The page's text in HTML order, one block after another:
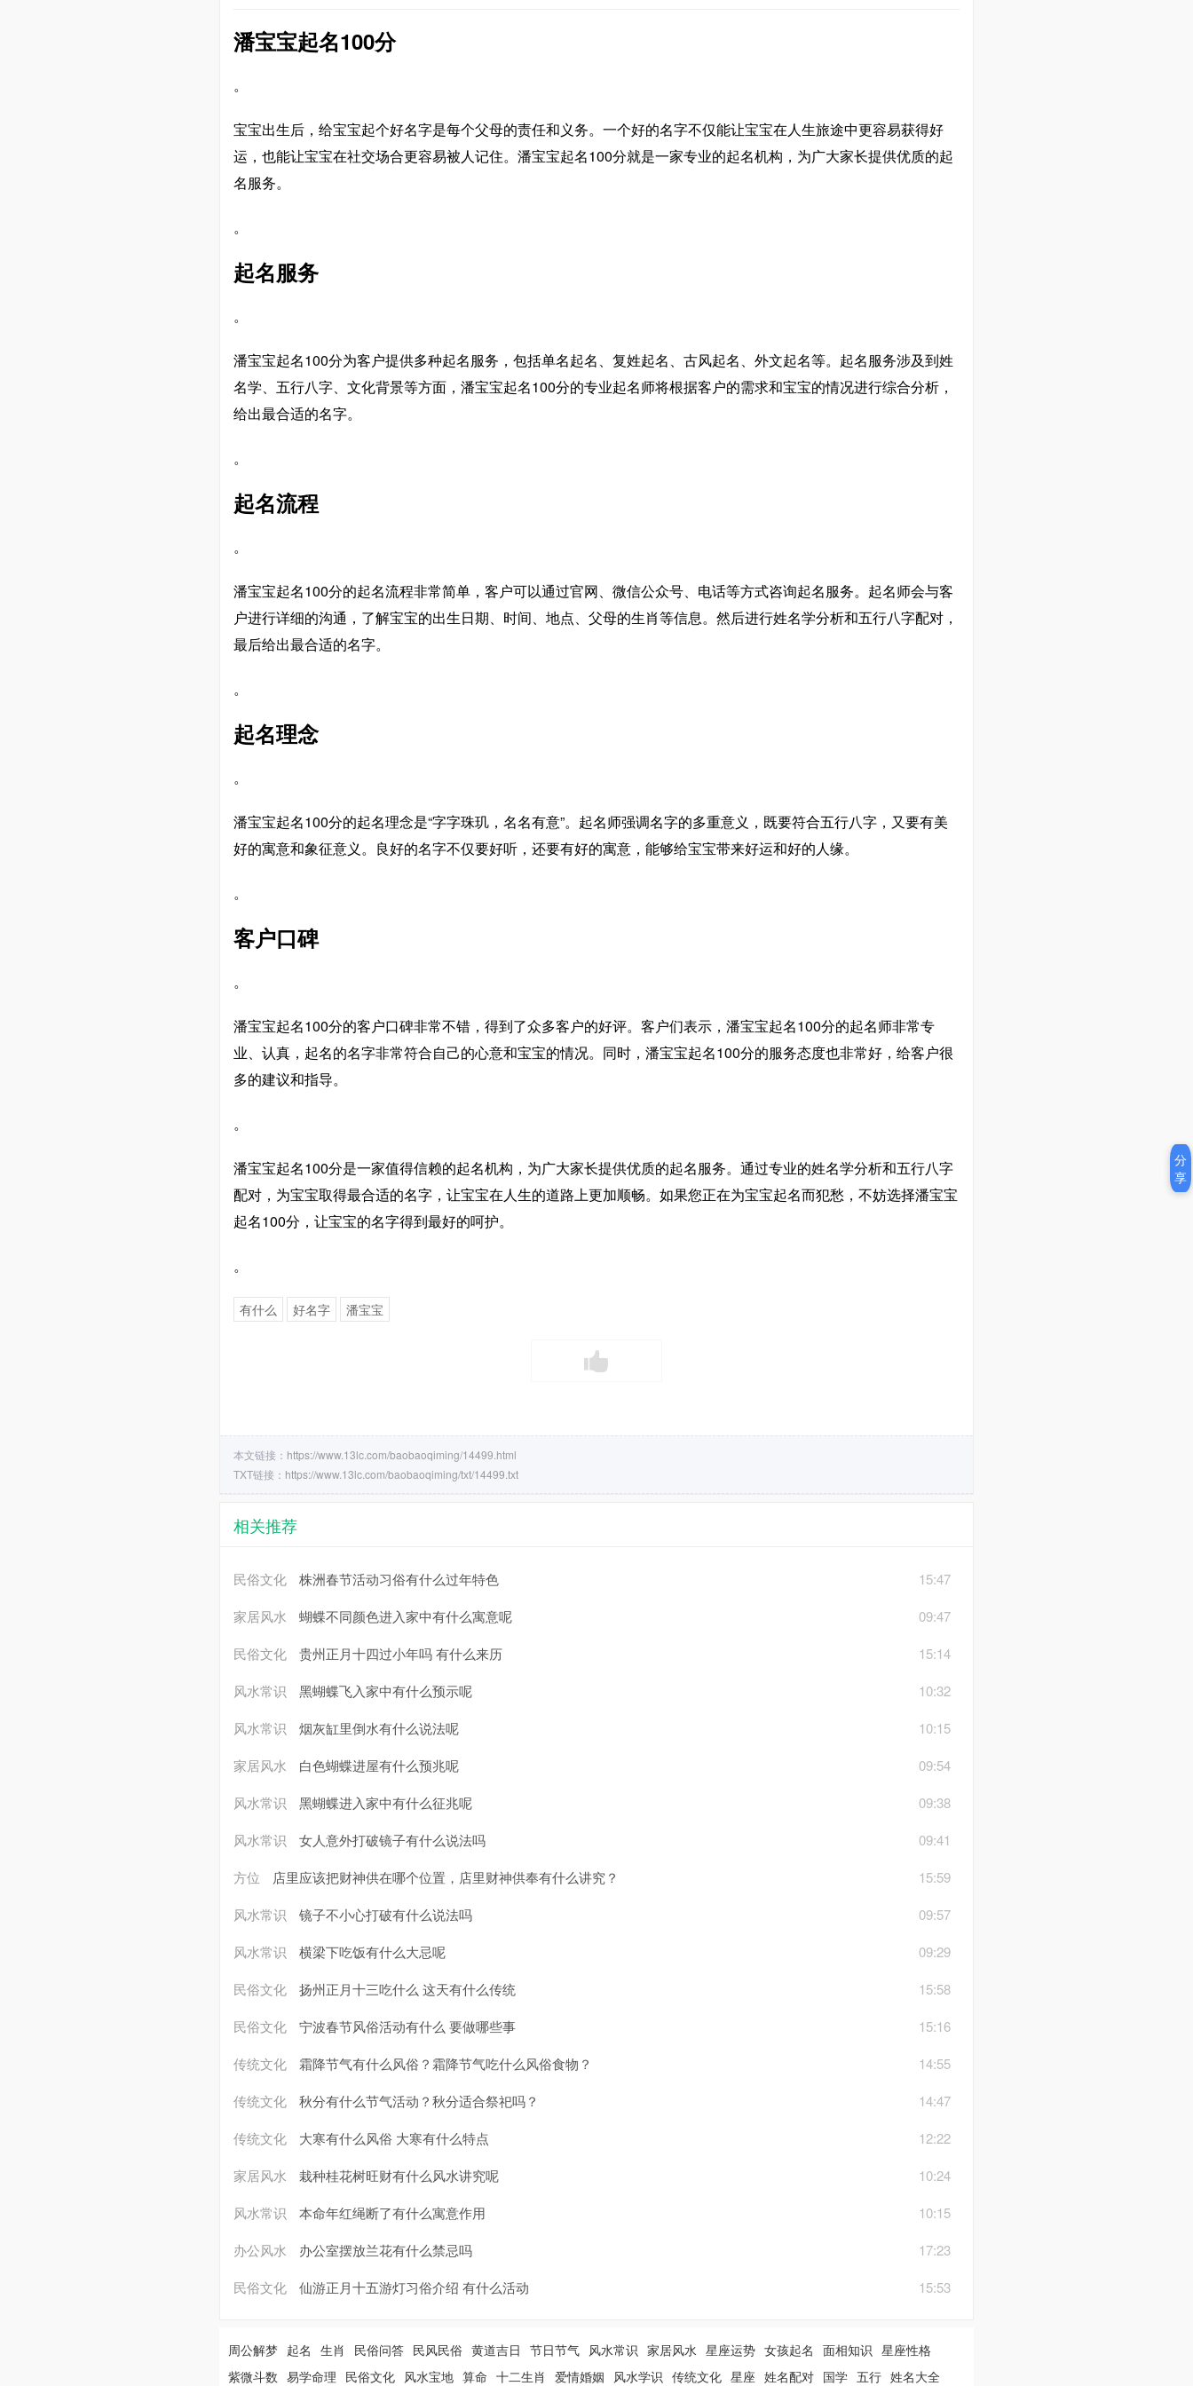
潘宝宝起名100分
。
宝宝出生后，给宝宝起个好名字是每个父母的责任和义务。一个好的名字不仅能让宝宝在人生旅途中更容易获得好
运，也能让宝宝在社交场合更容易被人记住。潘宝宝起名100分就是一家专业的起名机构，为广大家长提供优质的起
名服务。
。
起名服务
。
潘宝宝起名100分为客户提供多种起名服务，包括单名起名、复姓起名、古风起名、外文起名等。起名服务涉及到姓
名学、五行八字、文化背景等方面，潘宝宝起名100分的专业起名师将根据客户的需求和宝宝的情况进行综合分析，
给出最合适的名字。
。
起名流程
。
潘宝宝起名100分的起名流程非常简单，客户可以通过官网、微信公众号、电话等方式咨询起名服务。起名师会与客
户进行详细的沟通，了解宝宝的出生日期、时间、地点、父母的生肖等信息。然后进行姓名学分析和五行八字配对，
最后给出最合适的名字。
。
起名理念
。
潘宝宝起名100分的起名理念是“字字珠玑，名名有意”。起名师强调名字的多重意义，既要符合五行八字，又要有美
好的寓意和象征意义。良好的名字不仅要好听，还要有好的寓意，能够给宝宝带来好运和好的人缘。
。
客户口碑
。
潘宝宝起名100分的客户口碑非常不错，得到了众多客户的好评。客户们表示，潘宝宝起名100分的起名师非常专
业、认真，起名的名字非常符合自己的心意和宝宝的情况。同时，潘宝宝起名100分的服务态度也非常好，给客户很
多的建议和指导。
。
潘宝宝起名100分是一家值得信赖的起名机构，为广大家长提供优质的起名服务。通过专业的姓名学分析和五行八字
配对，为宝宝取得最合适的名字，让宝宝在人生的道路上更加顺畅。如果您正在为宝宝起名而犯愁，不妨选择潘宝宝
起名100分，让宝宝的名字得到最好的呵护。
。
有什么 好名字 潘宝宝
本文链接： https://www.13lc.com/baobaoqiming/14499.html
TXT链接： https://www.13lc.com/baobaoqiming/txt/14499.txt
相关推荐
15:47
民俗文化
株洲春节活动习俗有什么过年特色
09:47
家居风水
蝴蝶不同颜色进入家中有什么寓意呢
15:14
民俗文化
贵州正月十四过小年吗 有什么来历
10:32
风水常识
黑蝴蝶飞入家中有什么预示呢
10:15
风水常识
烟灰缸里倒水有什么说法呢
09:54
家居风水
白色蝴蝶进屋有什么预兆呢
09:38
风水常识
黑蝴蝶进入家中有什么征兆呢
09:41
风水常识
女人意外打破镜子有什么说法吗
15:59
方位
店里应该把财神供在哪个位置，店里财神供奉有什么讲究？
09:57
风水常识
镜子不小心打破有什么说法吗
09:29
风水常识
横梁下吃饭有什么大忌呢
15:58
民俗文化
扬州正月十三吃什么 这天有什么传统
15:16
民俗文化
宁波春节风俗活动有什么 要做哪些事
14:55
传统文化
霜降节气有什么风俗？霜降节气吃什么风俗食物？
14:47
传统文化
秋分有什么节气活动？秋分适合祭祀吗？
12:22
传统文化
大寒有什么风俗 大寒有什么特点
10:24
家居风水
栽种桂花树旺财有什么风水讲究呢
10:15
风水常识
本命年红绳断了有什么寓意作用
17:23
办公风水
办公室摆放兰花有什么禁忌吗
15:53
民俗文化 仙游正月十五游灯习俗介绍 有什么活动
周公解梦 起名 生肖 民俗问答 民风民俗 黄道吉日 节日节气 风水常识 家居风水 星座运势 女孩起名 面相知识 星座性格
紫微斗数 易学命理 民俗文化 风水宝地 算命 十二生肖 爱情婚姻 风水学识 传统文化 星座 姓名配对 国学 五行 姓名大全
分
享